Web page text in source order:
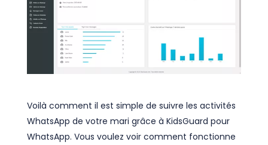
Voilà comment il est simple de suivre les activités
WhatsApp de votre mari grâce à KidsGuard pour
WhatsApp. Vous voulez voir comment fonctionne